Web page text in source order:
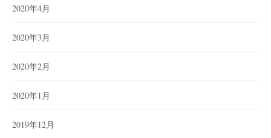
2020年4月
2020年3月
2020年2月
2020年1月
2019年12月